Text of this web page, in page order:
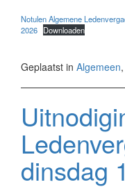
Notulen Algemene
2026 Downloaden
Geplaatst in Algemeen,
dinsdag